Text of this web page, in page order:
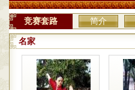
竞赛套路 简介
名家